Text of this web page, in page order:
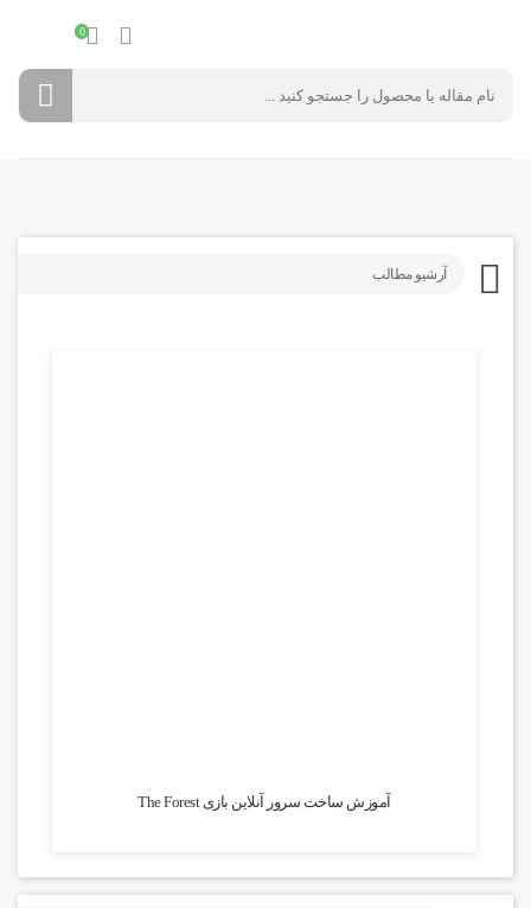
0
آرشیو مطالب
آموزش ساخت سرور آنلاین بازی The Forest